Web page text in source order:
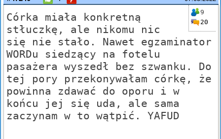
9
20
Córka miała konkretną
stłuczkę, ale nikomu nic
się nie stało. Nawet egzaminator
WORDu siedzący na fotelu
pasażera wyszedł bez szwanku. Do
tej pory przekonywałam córkę, że
powinna zdawać do oporu i w
końcu jej się uda, ale sama
zaczynam w to wątpić. YAFUD